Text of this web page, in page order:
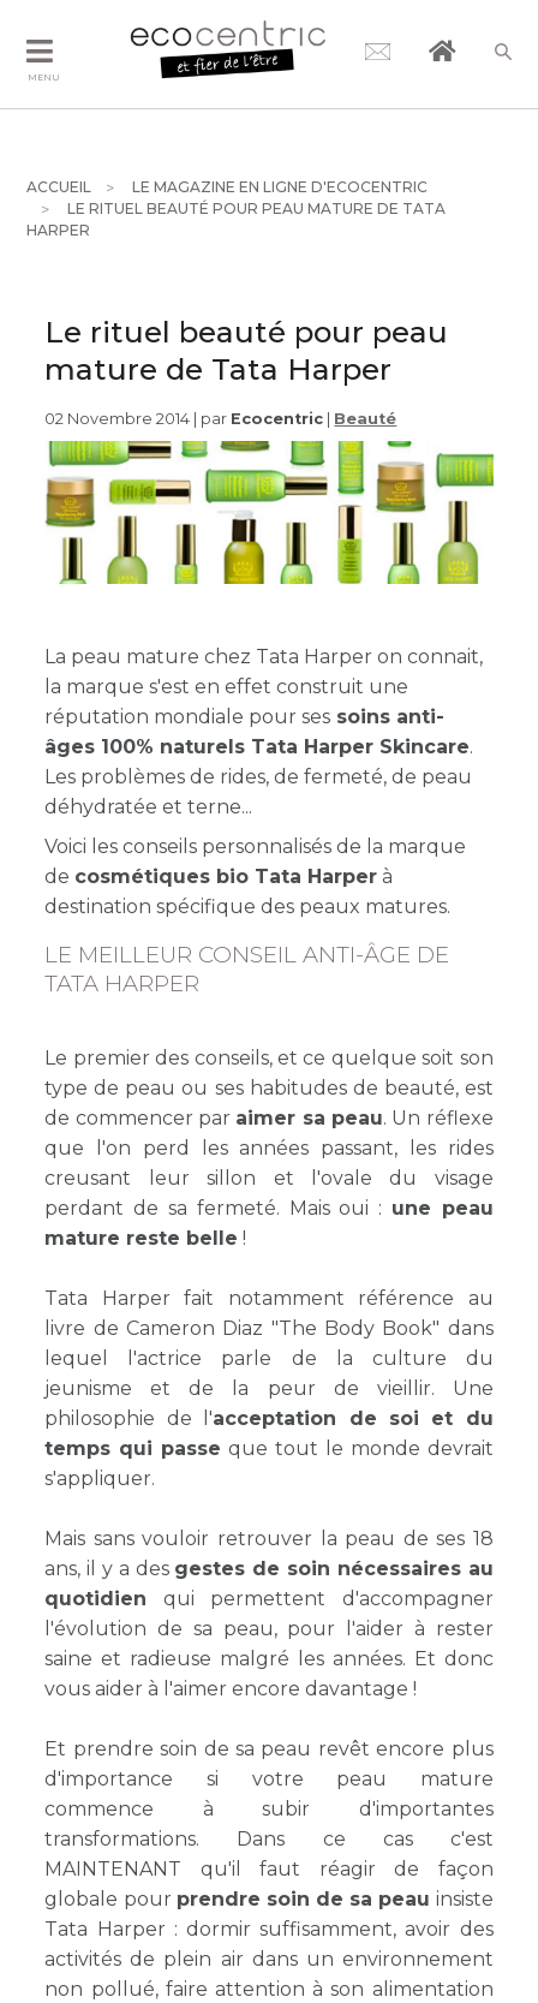
MENU
ACCUEIL
LE MAGAZINE EN LIGNE D'ECOCENTRIC
LE RITUEL BEAUTÉ POUR PEAU MATURE DE TATA
HARPER
Le rituel beauté pour peau
mature de Tata Harper
02 Novembre 2014 | par Ecocentric Beauté
La peau mature chez Tata Harper on connait,
la marque s'est en effet construit une
réputation mondiale pour ses soins anti-
ges 100% naturels Tata Harper Skincare.
Les problèmes de rides, de fermeté, de peau
déhydratée et terne...
Voici les conseils personnalisés de la marque
de cosmétiques bio Tata Harper à
destination spécifique des peaux matures.
LE MEILLEUR CONSEIL ANTI-ÂGE DE
TATA HARPER
Le premier des conseils, et ce quelque soit son
type de peau ou ses habitudes de beauté, est
de commencer par aimer sa peau. Un réflexe
que l'on perd les années passant, les rides
creusant leur sillon et l'ovale du visage
perdant de sa fermeté. Mais oui : une peau
mature reste belle !
Tata Harper fait notamment référence au
livre de Cameron Diaz "The Body Book" dans
lequel l'actrice parle de la culture du
jeunisme et de la peur de vieillir. Une
philosophie de l'acceptation de soi et du
temps qui passe que tout le monde devrait
s'appliquer.
Mais sans vouloir retrouver la peau de ses 18
ans, il y a des gestes de soin nécessaires au
quotidien qui permettent d'accompagner
l'évolution de sa peau, pour l'aider à rester
saine et radieuse malgré les années. Et donc
vous aider à l'aimer encore davantage !
Et prendre soin de sa peau revêt encore plus
d'importance si votre peau mature
commence à subir d'importantes
transformations. Dans ce cas c'est
MAINTENANT qu'il faut réagir de façon
globale pour prendre soin de sa peau insiste
Tata Harper : dormir suffisamment, avoir des
activités de plein air dans un environnement
non pollué, faire attention à son alimentation